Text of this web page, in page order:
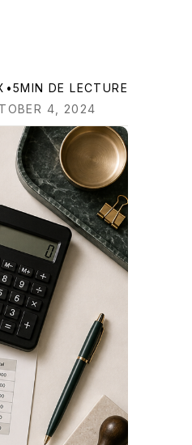
•5MIN DE LECTURE
4, 2024